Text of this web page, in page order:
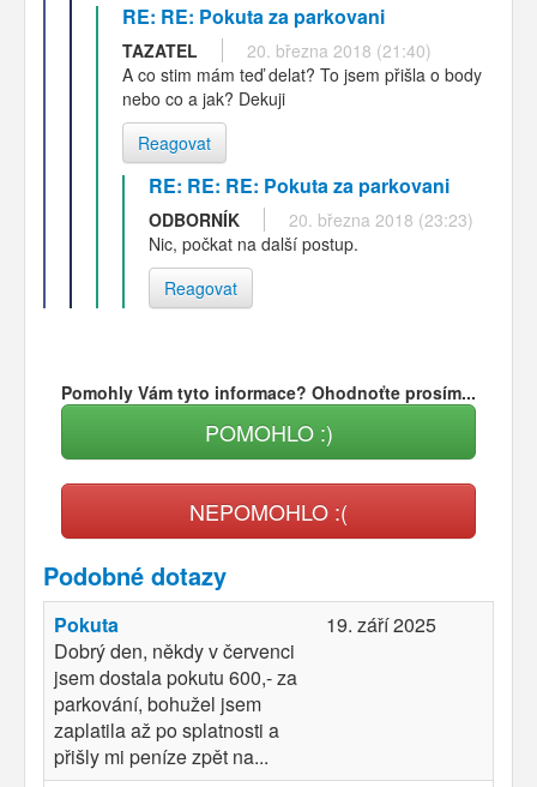
RE: RE: Pokuta za parkovani
TAZATEL
20. března 2018 (21:40)
A co stim mám teď delat? To jsem přišla o body
nebo co a jak? Dekuji
Reagovat
RE: RE: RE: Pokuta za parkovani
ODBORNÍK
20. března 2018 (23:23)
Nic, počkat na další postup.
Reagovat
Pomohly Vám tyto informace? Ohodnoťte prosím...
POMOHLO :)
NEPOMOHLO :(
Podobné dotazy
Pokuta
Dobrý den, někdy v červenci
jsem dostala pokutu 600,- za
parkování, bohužel jsem
zaplatila až po splatnosti a
přišly mi peníze zpět na...
19. září 2025